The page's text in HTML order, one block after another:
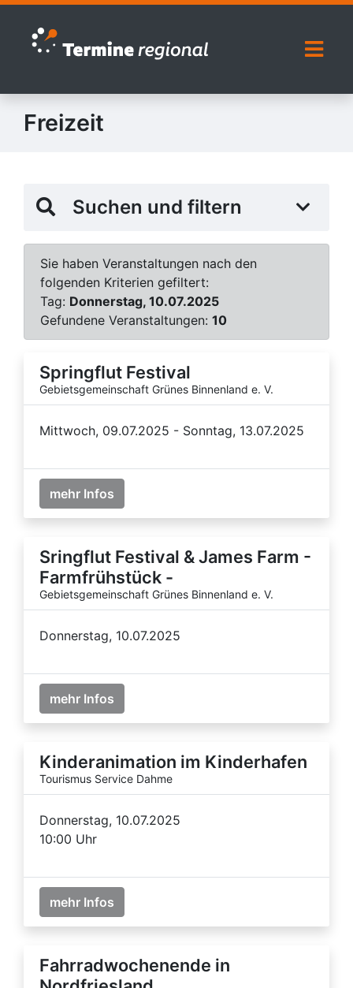
Zur Navigation springen
Zum Inhalt springen
Freizeit
Suchen und filtern
Sie haben Veranstaltungen nach den
folgenden Kriterien gefiltert:
Tag: Donnerstag, 10.07.2025
Gefundene Veranstaltungen: 10
Springflut Festival
Gebietsgemeinschaft Grünes Binnenland e. V.
Mittwoch, 09.07.2025 - Sonntag, 13.07.2025
mehr Infos
Sringflut Festival & James Farm -
Farmfrühstück -
Gebietsgemeinschaft Grünes Binnenland e. V.
Donnerstag, 10.07.2025
mehr Infos
Kinderanimation im Kinderhafen
Tourismus Service Dahme
Donnerstag, 10.07.2025
10:00 Uhr
mehr Infos
Fahrradwochenende in